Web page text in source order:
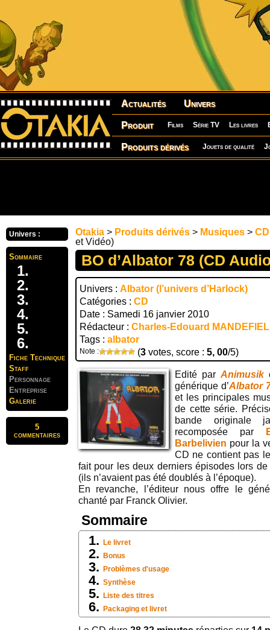
Actualités Univers
Produit Films Série TV Les livres
Produits dérivés Jouets de qualité
Univers :
Sommaire
Fiche Technique
Staff
Personnage
Entreprise
Galerie
5
commentaires
Otakia > Produits dérivés > Musiques > CD
et Vidéo)
BO d’Albator 78 (CD
Univers : Albator (l’univers d’Harlock)
Catégories : CD
Date : Samedi 16 janvier 2010
Rédacteur : Charles-Edouard
Tags : albator
Note : (3 votes, score : 5, 00/5)
Edité parAnimusik
générique d’Albator
et les principales
de cette série.
bande originale
recomposée par
Barbelivien pour la
CD ne contient pas
fait pour les deux derniers épisodes lors
(ils n’avaient pas été doublés à l’époque).
En revanche, l’éditeur nous offre le
chanté par Franck Olivier.
Sommaire
Le livret
Bonus
Problèmes d'usage
Synthèse
Liste des titres
Packaging et livret